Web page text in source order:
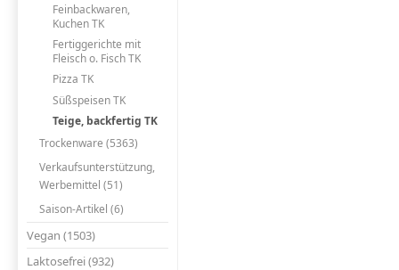
Feinbackwaren,
Kuchen TK
Fertiggerichte mit
Fleisch o. Fisch TK
Pizza TK
Süßspeisen TK
Teige, backfertig TK
Trockenware (5363)
Verkaufsunterstützung,
Werbemittel (51)
Saison-Artikel (6)
Vegan (1503)
Laktosefrei (932)